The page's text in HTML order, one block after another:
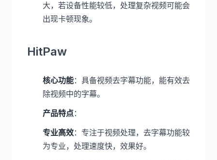
大，若设备性能较低，处理复杂视频可能会
出现卡顿现象。
HitPaw
核心功能：具备视频去字幕功能，能有效去
除视频中的字幕。
产品特点：
专业高效：专注于视频处理，去字幕功能较
为专业，处理速度快，效果好。